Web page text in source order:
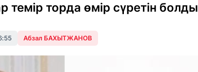
темір торда өмір сүретін болды
Абзал БАХЫТЖАНОВ